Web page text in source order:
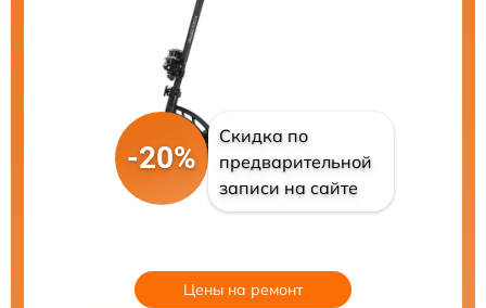
-20%
Скидка по
предварительной
записи на сайте
Цены на ремонт